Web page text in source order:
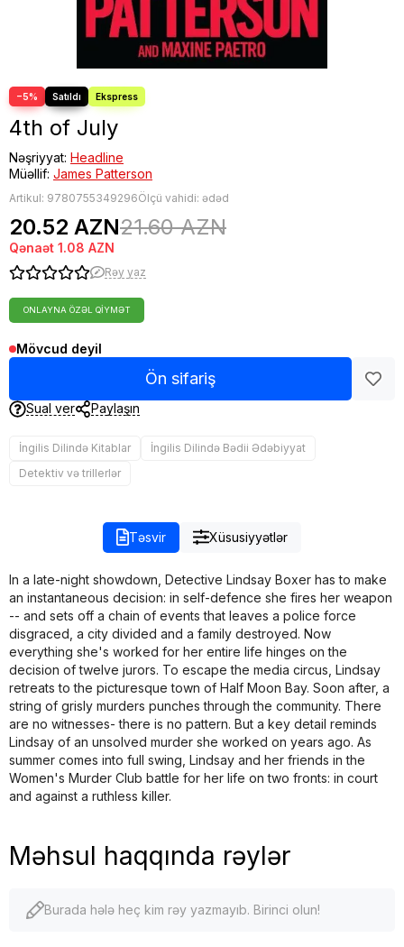
−5%
4th of July
Nəşriyyat: Headline
Müəllif: James Patterson
Artikul: 9780755349296Ölçü vahidi: ədəd
20.52 AZN21.60 AZN
Qənaət 1.08 AZN
Rəy yaz
ONLAYNA ÖZƏL QIYMƏT
Mövcud deyil
Ön sifariş
Sual ver Paylaşın
İngilis Dilində Kitablar
İngilis Dilində Bədii Ədəbiyyat
Detektiv və trillerlər
Təsvir Xüsusiyyətlər
In a late-night showdown, Detective Lindsay Boxer has to make
an instantaneous decision: in self-defence she fires her weapon
-- and sets off a chain of events that leaves a police force
disgraced, a city divided and a family destroyed. Now
everything she's worked for her entire life hinges on the
decision of twelve jurors. To escape the media circus, Lindsay
retreats to the picturesque town of Half Moon Bay. Soon after, a
string of grisly murders punches through the community. There
are no witnesses- there is no pattern. But a key detail reminds
Lindsay of an unsolved murder she worked on years ago. As
summer comes into full swing, Lindsay and her friends in the
Women's Murder Club battle for her life on two fronts: in court
and against a ruthless killer.
Məhsul haqqında rəylər
Burada hələ heç kim rəy yazmayıb. Birinci olun!